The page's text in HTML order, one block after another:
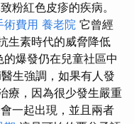
粉紅色皮疹的疾病。
術費用 養老院 它曾經
生素時代的威脅降低
爆發仍在兒童社區中
生強調，如果有人發
療，因為很少發生嚴重
一起出現，並且兩者